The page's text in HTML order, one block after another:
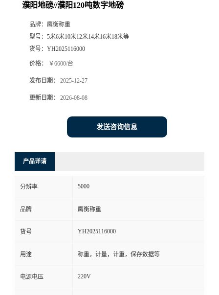
濮阳地磅//濮阳120吨数字地磅
品牌： 鹰衡称重
型号： 5米6米10米12米14米16米18米等
货号： YH2025116000
价格： ￥6600/台
发布日期： 2025-12-27
更新日期： 2026-08-08
发送咨询信息
产品详请
分辨率 5000
品牌 鹰衡称重
货号 YH2025116000
用途 称重，计量，计重，保存数据等
电源电压 220V